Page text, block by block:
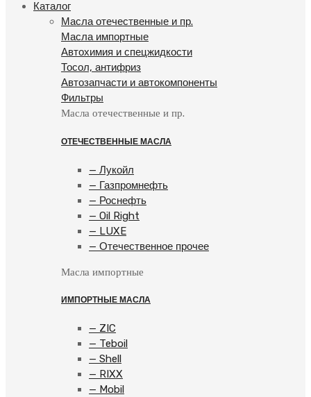
Каталог
Масла отечественные и пр.
Масла импортные
Автохимия и спецжидкости
Тосол, антифриз
Автозапчасти и автокомпоненты
Фильтры
Масла отечественные и пр.
ОТЕЧЕСТВЕННЫЕ МАСЛА
— Лукойл
— Газпромнефть
— Роснефть
— Oil Right
— LUXE
— Отечественное прочее
Масла импортные
ИМПОРТНЫЕ МАСЛА
— ZIC
— Teboil
— Shell
— RIXX
— Mobil